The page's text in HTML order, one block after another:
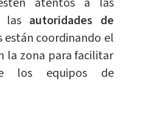
las autoridades de
están coordinando el
la zona para facilitar
los equipos de